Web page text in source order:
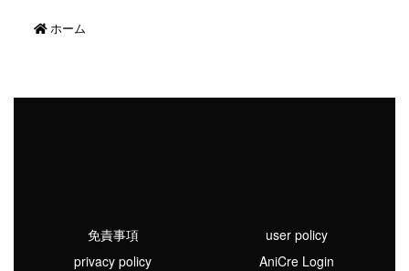
ホーム
免責事項
user policy
privacy policy
AniCre Login